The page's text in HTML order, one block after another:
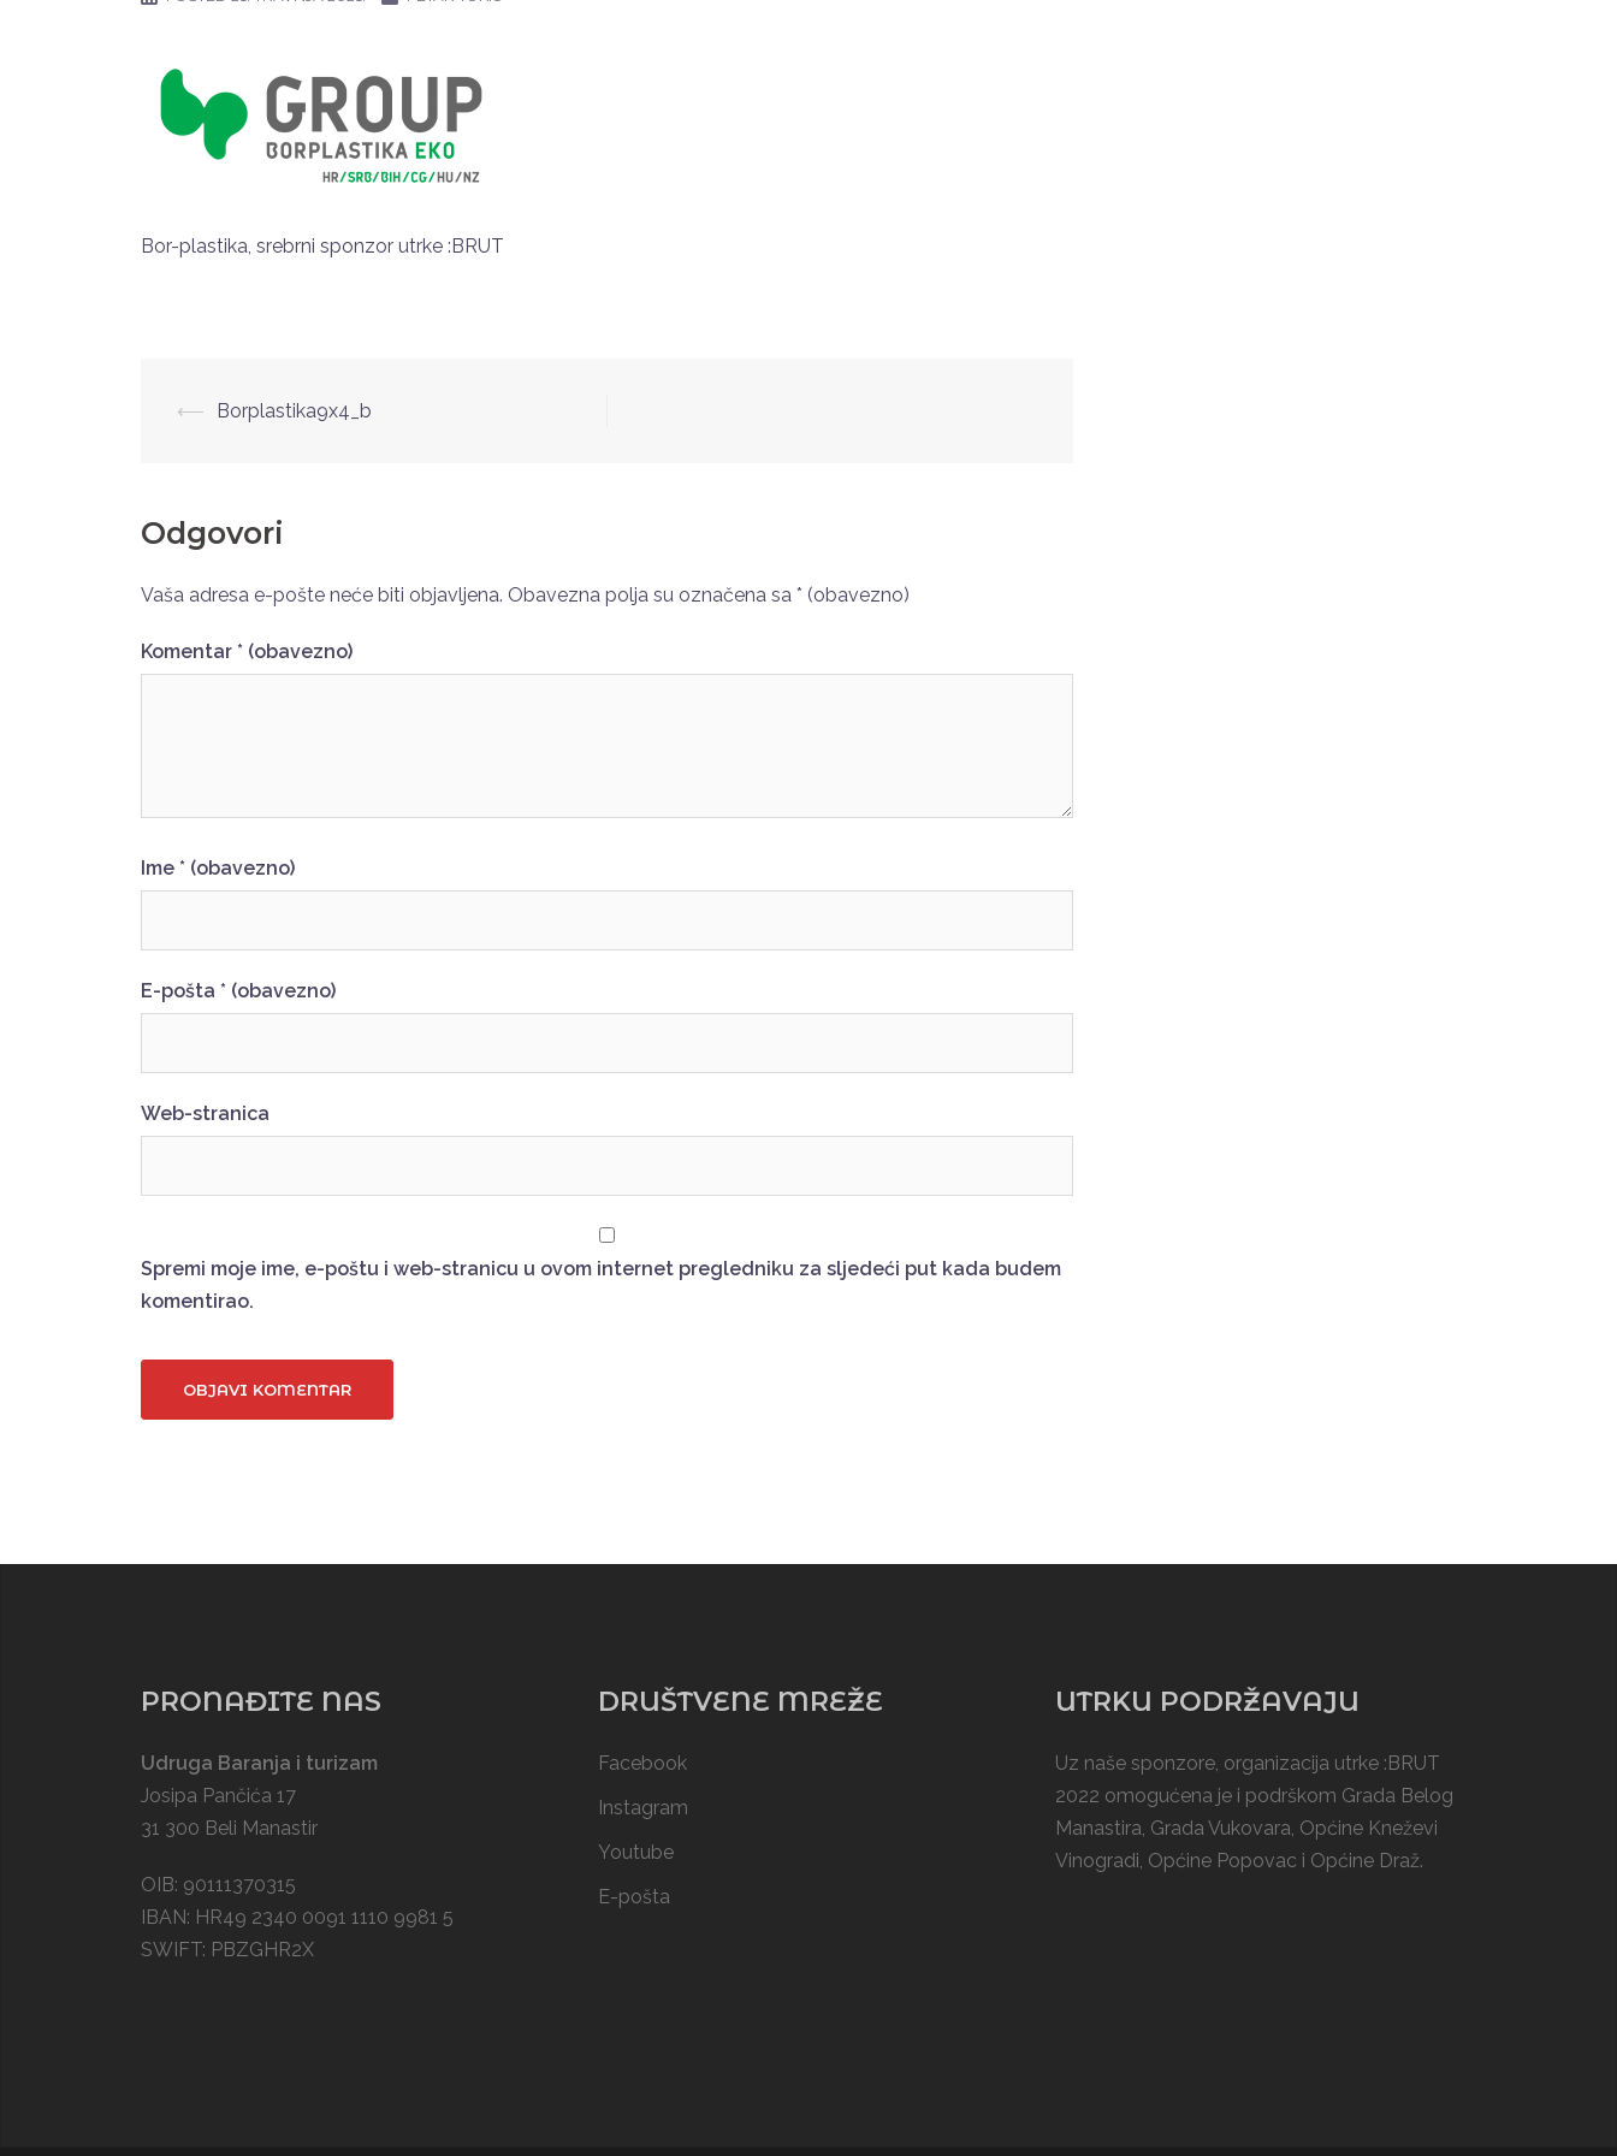
Bor-plastika, srebrni sponzor utrke :BRUT
Post
⟵ Borplastika9x4_b
Odgovori
Vaša adresa e-pošte neće biti objavljena. Obavezna polja su označena sa * (obavezno)
Komentar * (obavezno)
Ime * (obavezno)
E-pošta * (obavezno)
Web-stranica
Spremi moje ime, e-poštu i web-stranicu u ovom internet pregledniku za sljedeći put kada budem
komentirao.
PRONAĐITE NAS
Udruga Baranja i turizam
Josipa Pančića 17
31 300 Beli Manastir
OIB: 90111370315
IBAN: HR49 2340 0091 1110 9981 5
SWIFT: PBZGHR2X
DRUŠTVENE MREŽE
Facebook
Instagram
Youtube
E-pošta
UTRKU PODRŽAVAJU
Uz naše sponzore, organizacija utrke :BRUT
2022 omogućena je i podrškom Grada Belog
Manastira, Grada Vukovara, Općine Kneževi
Vinogradi, Općine Popovac i Općine Draž.